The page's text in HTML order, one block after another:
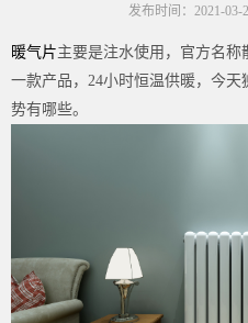
发布时间：2021-03-
暖气片主要是注水使用，官方名
一款产品， 24小时恒温供暖，今天
势有哪些。